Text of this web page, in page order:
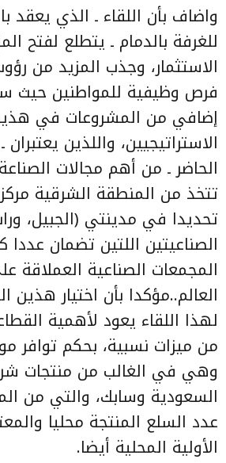
واضاف بأن اللقاء ـ الذي يعقد
للغرفة بالدمام ـ يتطلع لفتح
الاستثمار، وجذب المزيد من
فرص وظيفية للمواطنين حيث
إضافي من المشروعات في
الاستراتيجيين، واللذين
الحاضر ـ من أهم مجالات
تتخذ من المنطقة الشرقية
تحديدا في مدينتي (الجبيل،
الصناعيتين اللتين تضمان عددا
المجمعات الصناعية
العالم..مؤكدا بأن اختيار هذين
لهذا اللقاء يعود لأهمية
من ميزات نسبية، بحكم توافر
وهي في الغالب من منتجات
السعودية وسابك، والتي من
عدد السلع المنتجة محليا
الأولية المحلية أيضا.